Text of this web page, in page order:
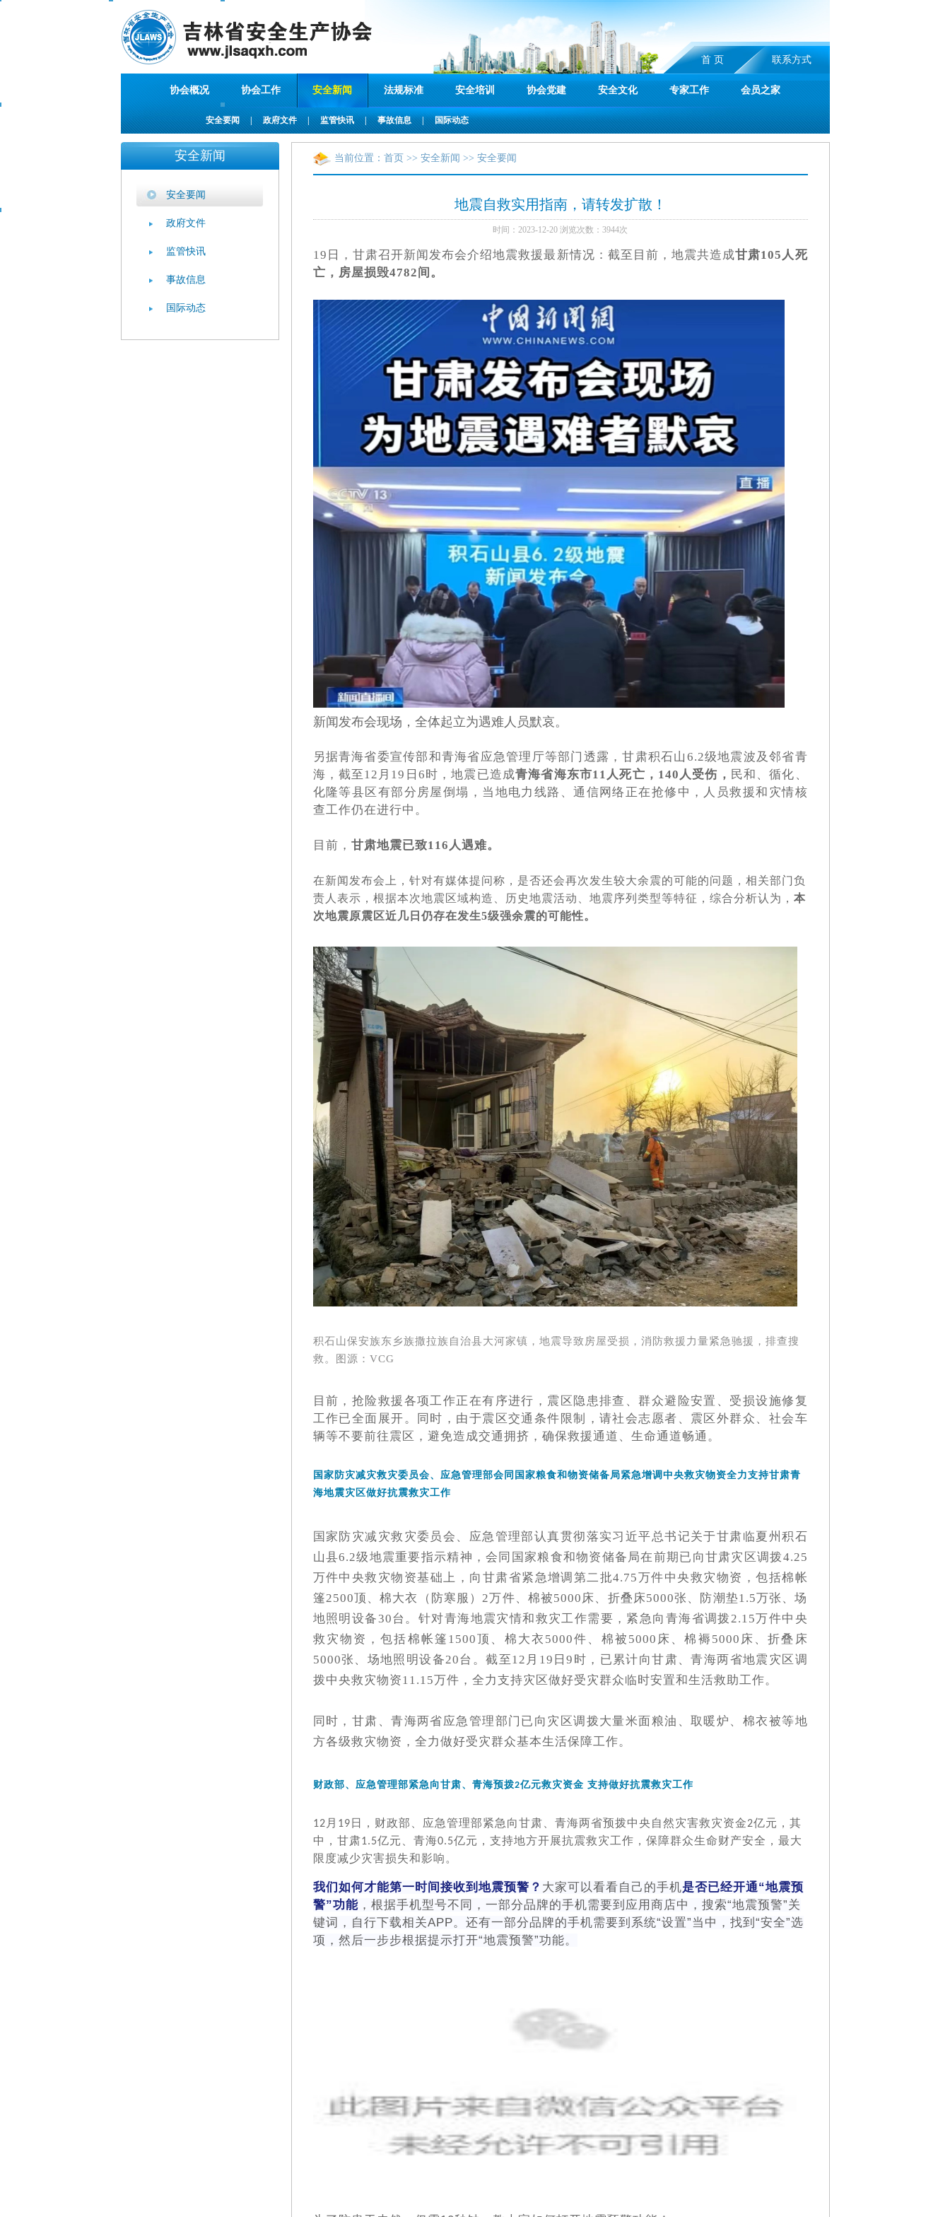
首 页 联系方式
协会概况 协会工作 安全新闻 法规标准 安全培训 协会党建 安全文化 专家工作 会员之家
安全要闻 政府文件 | 监管快讯 | 事故信息 | 国际动态
安全新闻
安全要闻
政府文件
监管快讯
事故信息
国际动态
当前位置： 首页 >> 安全新闻 >> 安全要闻
地震自救实用指南，请转发扩散！
时间：2023-12-20 浏览次数：3944次
19日，甘肃召开新闻发布会介绍地震救援最新情况：截至目前，地震共造成甘肃105人死
亡，房屋损毁4782间。
新闻发布会现场，全体起立为遇难人员默哀。
另据青海省委宣传部和青海省应急管理厅等部门透露，甘肃积石山6.2级地震波及邻省青
海，截至12月19日6时，地震已造成青海省海东市11人死亡，140人受伤， 民和、循化、
化隆等县区有部分房屋倒塌，当地电力线路、通信网络正在抢修中，人员救援和灾情核
查工作仍在进行中。
目前， 甘肃地震已致116人遇难。
在新闻发布会上，针对有媒体提问称，是否还会再次发生较大余震的可能的问题，相关部门负
责人表示，根据本次地震区域构造、历史地震活动、地震序列类型等特征，综合分析认为， 本
次地震原震区近几日仍存在发生5级强余震的可能性。
积石山保安族东乡族撒拉族自治县大河家镇，地震导致房屋受损，消防救援力量紧急驰援，排查搜
救。图源： VCG
目前，抢险救援各项工作正在有序进行，震区隐患排查、群众避险安置、受损设施修复
工作已全面展开。同时，由于震区交通条件限制，请社会志愿者、震区外群众、社会车
辆等不要前往震区，避免造成交通拥挤，确保救援通道、生命通道畅通。
国家防灾减灾救灾委员会、应急管理部会同国家粮食和物资储备局紧急增调中央救灾物资全力支持甘肃青
海地震灾区做好抗震救灾工作
国家防灾减灾救灾委员会、应急管理部认真贯彻落实习近平总书记关于甘肃临夏州积石
山县6.2级地震重要指示精神，会同国家粮食和物资储备局在前期已向甘肃灾区调拨4.25
万件中央救灾物资基础上，向甘肃省紧急增调第二批4.75万件中央救灾物资，包括棉帐
篷2500顶、棉大衣（防寒服）2万件、棉被5000床、折叠床5000张、防潮垫1.5万张、场
地照明设备30台。针对青海地震灾情和救灾工作需要，紧急向青海省调拨2.15万件中央
救灾物资，包括棉帐篷1500顶、棉大衣5000件、棉被5000床、棉褥5000床、折叠床
5000张、场地照明设备20台。截至12月19日9时，已累计向甘肃、青海两省地震灾区调
拨中央救灾物资11.15万件，全力支持灾区做好受灾群众临时安置和生活救助工作。
同时，甘肃、青海两省应急管理部门已向灾区调拨大量米面粮油、取暖炉、棉衣被等地
方各级救灾物资，全力做好受灾群众基本生活保障工作。
财政部、应急管理部紧急向甘肃、青海预拨2亿元救灾资金 支持做好抗震救灾工作
12 月 19 日，财政部、应急管理部紧急向甘肃、青海两省预拨中央自然灾害救灾资金2亿元，其
中，甘肃1.5亿元、青海0.5亿元，支持地方开展抗震救灾工作，保障群众生命财产安全，最大
限度减少灾害损失和影响。
我们如何才能第一时间接收到地震预警？ 大家可以看看自己的手机是否已经开通“地震预
警”功能，根据手机型号不同，一部分品牌的手机需要到应用商店中，搜索“地震预警”关
键词，自行下载相关APP。还有一部分品牌的手机需要到系统“设置”当中，找到“安全”选
项，然后一步步根据提示打开“地震预警”功能。